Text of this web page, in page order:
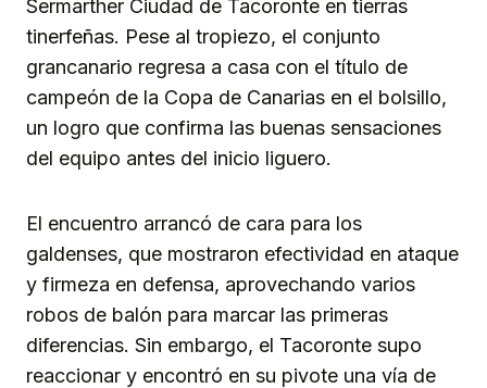
Sermarther Ciudad de Tacoronte en tierras
tinerfeñas. Pese al tropiezo, el conjunto
grancanario regresa a casa con el título de
campeón de la Copa de Canarias en el bolsillo,
un logro que confirma las buenas sensaciones
del equipo antes del inicio liguero.
El encuentro arrancó de cara para los
galdenses, que mostraron efectividad en ataque
y firmeza en defensa, aprovechando varios
robos de balón para marcar las primeras
diferencias. Sin embargo, el Tacoronte supo
reaccionar y encontró en su pivote una vía de